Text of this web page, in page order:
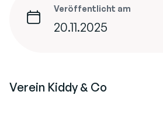
Veröffentlicht am
20.11.2025
Verein Kiddy & Co